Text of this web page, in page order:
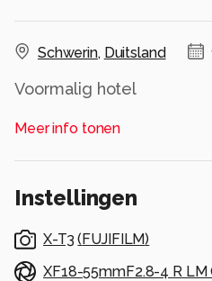
Schwerin, Duitsland
Voormalig hotel
Alle rechten voorbehouden
Meer info tonen
Instellingen
X-T3 (FUJIFILM)
XF18-55mmF2.8-4 R LM